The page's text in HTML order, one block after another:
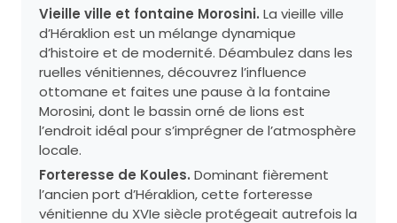
Vieille ville et fontaine Morosini. La vieille ville
d’Héraklion est un mélange dynamique
d’histoire et de modernité. Déambulez dans les
ruelles vénitiennes, découvrez l’influence
ottomane et faites une pause à la fontaine
Morosini, dont le bassin orné de lions est
l’endroit idéal pour s’imprégner de l’atmosphère
locale.
Forteresse de Koules. Dominant fièrement
l’ancien port d’Héraklion, cette forteresse
vénitienne du XVIe siècle protégeait autrefois la